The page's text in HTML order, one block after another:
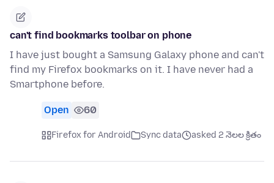
can't find bookmarks toolbar on phone
I have just bought a Samsung Galaxy phone and can't
find my Firefox bookmarks on it. I have never had a
Smartphone before.
Open 60
Firefox for Android Sync data asked 2 నెలల క్రితం